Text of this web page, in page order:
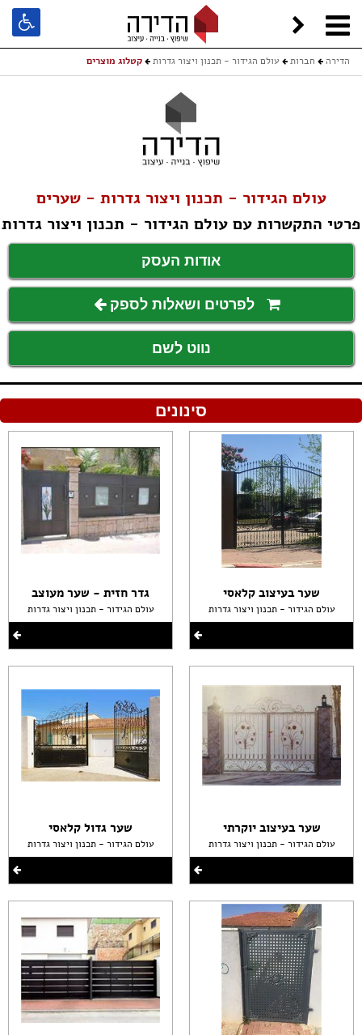
הדירה חברות עולם הגידור - תכנון ויצור גדרות קטלוג מוצרים
עולם הגידור - תכנון ויצור גדרות - שערים
פרטי התקשרות עם עולם הגידור - תכנון ויצור גדרות
אודות העסק
לפרטים ושאלות לספק
נווט לשם
סינונים
שער בעיצוב קלאסי
עולם הגידור - תכנון ויצור גדרות
שער בעיצוב יוקרתי
עולם הגידור - תכנון ויצור גדרות
גדר חזית - שער מעוצב
עולם הגידור - תכנון ויצור גדרות
שער גדול קלאסי
עולם הגידור - תכנון ויצור גדרות